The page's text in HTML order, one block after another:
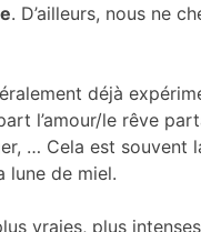
. D’ailleurs, nous ne
déjà
l’amour/le rêve
… Cela est
lune de miel.
vraies, plus